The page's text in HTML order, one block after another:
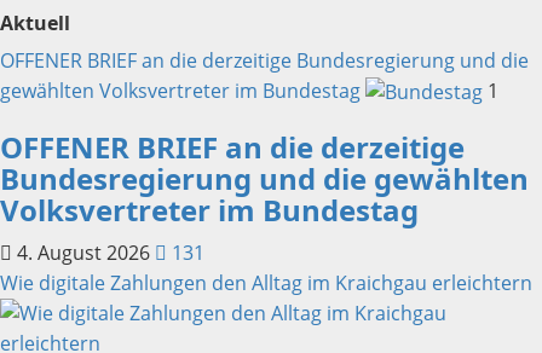
Aktuell
OFFENER BRIEF an die derzeitige Bundesregierung und die
gewählten Volksvertreter im Bundestag
1
OFFENER BRIEF an die derzeitige
Bundesregierung und die gewählten
Volksvertreter im Bundestag
4. August 2026
131
Wie digitale Zahlungen den Alltag im Kraichgau erleichtern